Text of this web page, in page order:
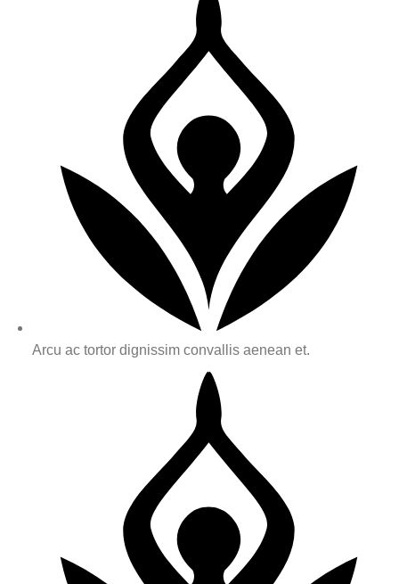
Arcu ac tortor dignissim convallis aenean et.